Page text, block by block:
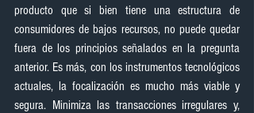
producto que si bien tiene una estructura de
consumidores de bajos recursos, no puede quedar
fuera de los principios señalados en la pregunta
anterior. Es más, con los instrumentos tecnológicos
actuales, la focalización es mucho más viable y
segura. Minimiza las transacciones irregulares y,